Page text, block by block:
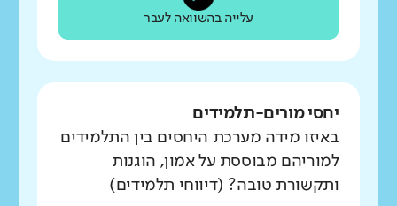
עלייה בהשוואה לעבר
יחסי מורים-תלמידים
באיזו מידה מערכת היחסים בין התלמידים
למוריהם מבוססת על אמון, הוגנות
ותקשורת טובה? (דיווחי תלמידים)